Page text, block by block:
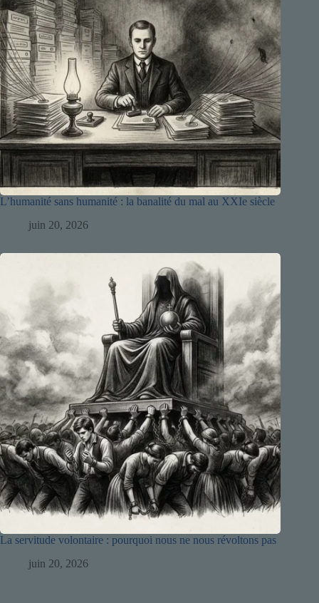
L’humanité sans humanité : la banalité du mal au XXIe siècle
juin 20, 2026
La servitude volontaire : pourquoi nous ne nous révoltons pas
juin 20, 2026